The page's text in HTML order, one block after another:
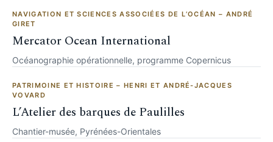
NAVIGATION ET SCIENCES ASSOCIÉES DE L’OCÉAN – ANDRÉ
GIRET
Mercator Ocean International
Océanographie opérationnelle, programme Copernicus
PATRIMOINE ET HISTOIRE – HENRI ET ANDRÉ-JACQUES
VOVARD
L’Atelier des barques de Paulilles
Chantier-musée, Pyrénées-Orientales